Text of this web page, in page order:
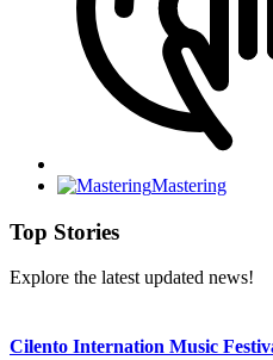
Mastering
Top Stories
Explore the latest updated news!
Cilento Internation Music